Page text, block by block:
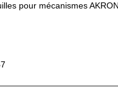
pour mécanismes